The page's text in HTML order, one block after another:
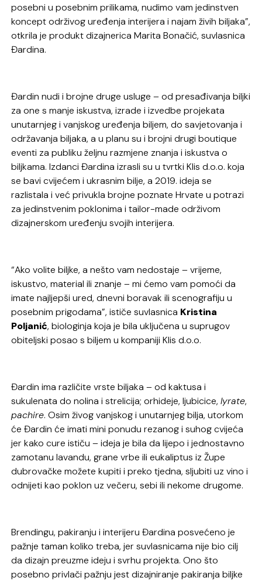
posebni u posebnim prilikama, nudimo vam jedinstven
koncept održivog uređenja interijera i najam živih biljaka”,
otkrila je produkt dizajnerica Marita Bonačić, suvlasnica
Đardina.
Đardin nudi i brojne druge usluge – od presađivanja biljki
za one s manje iskustva, izrade i izvedbe projekata
unutarnjeg i vanjskog uređenja biljem, do savjetovanja i
održavanja biljaka, a u planu su i brojni drugi boutique
eventi za publiku željnu razmjene znanja i iskustva o
biljkama. Izdanci Đardina izrasli su u tvrtki Klis d.o.o. koja
se bavi cvijećem i ukrasnim bilje, a 2019. ideja se
razlistala i već privukla brojne poznate Hrvate u potrazi
za jedinstvenim poklonima i tailor-made održivom
dizajnerskom uređenju svojih interijera.
“Ako volite biljke, a nešto vam nedostaje – vrijeme,
iskustvo, material ili znanje – mi ćemo vam pomoći da
imate najljepši ured, dnevni boravak ili scenografiju u
posebnim prigodama”, ističe suvlasnica Kristina
Poljanić, biologinja koja je bila uključena u suprugov
obiteljski posao s biljem u kompaniji Klis d.o.o.
Đardin ima različite vrste biljaka – od kaktusa i
sukulenata do nolina i strelicija; orhideje, ljubicice,lyrate,
pachire. Osim živog vanjskog i unutarnjeg bilja, utorkom
će Đardin će imati mini ponudu rezanog i suhog cvijeća
jer kako cure ističu – ideja je bila da lijepo i jednostavno
zamotanu lavandu, grane vrbe ili eukaliptus iz Župe
dubrovačke možete kupiti i preko tjedna, sljubiti uz vino i
odnijeti kao poklon uz večeru, sebi ili nekome drugome.
Brendingu, pakiranju i interijeru Đardina posvećeno je
pažnje taman koliko treba, jer suvlasnicama nije bio cilj
da dizajn preuzme ideju i svrhu projekta. Ono što
posebno privlači pažnju jest dizajniranje pakiranja biljke